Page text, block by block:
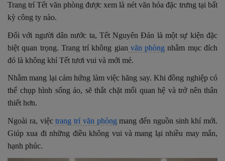
Trang trí Tết văn phòng được xem là nét văn hóa đặc trưng tại bất
kỳ công ty nào.
Đối với người dân nước ta, Tết Nguyên Đán là một sự kiện đặc
biệt quan trọng. Trang trí không gian văn phòng nhằm mục đích
đó là không khí Tết tươi vui và mới mẻ.
Nhằm mang lại cảm hứng làm việc hăng say. Khi đồng nghiệp có
thể chụp hình sống ảo, sẽ thắt chặt mối quan hệ và trở nên thân
thiết hơn.
Ngoài ra, việctrang trí văn phòng mang đến nguồn sinh khí mới.
Giúp xua đi những điều không vui và mang lại nhiều may mắn,
hạnh phúc.